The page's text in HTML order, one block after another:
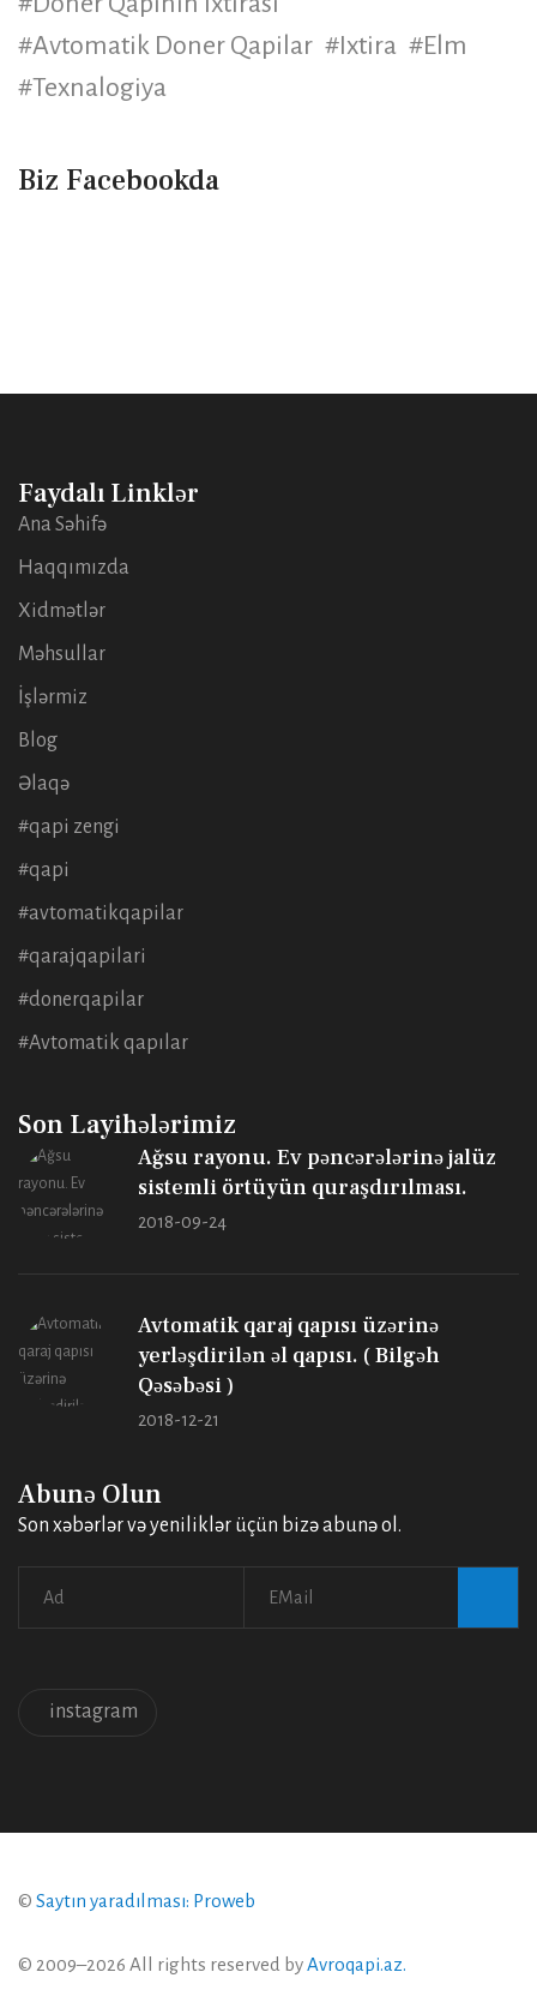
#avtomatik Doner Qapilar #ixtira #elm
#texnalogiya
Biz Facebookda
Faydalı Linklər
Ana Səhifə
Haqqımızda
Xidmətlər
Məhsullar
İşlərmiz
Blog
Əlaqə
#qapi zengi
#qapi
#avtomatikqapilar
#qarajqapilari
#donerqapilar
#Avtomatik qapılar
Son Layihələrimiz
Ağsu rayonu. Ev pəncərələrinə jalüz
sistemli örtüyün quraşdırılması.
2018-09-24
Avtomatik qaraj qapısı üzərinə
yerləşdirilən əl qapısı. ( Bilgəh
Qəsəbəsi )
2018-12-21
Abunə Olun
Son xəbərlər və yeniliklər üçün bizə abunə ol.
instagram
© Saytın yaradılması: Proweb
© 2009–2026 All rights reserved byAvroqapi.az.